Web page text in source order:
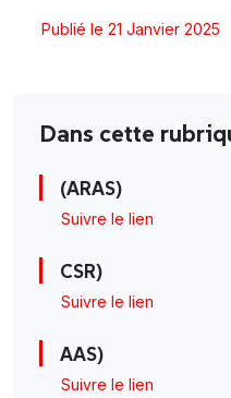
Publié le 21 Janvier 2025
Dans cette
(ARAS)
Suivre le lien
CSR)
Suivre le lien
AAS)
Suivre le lien